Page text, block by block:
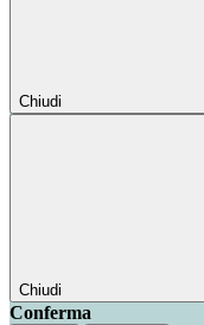
Chiudi
Chiudi
Conferma